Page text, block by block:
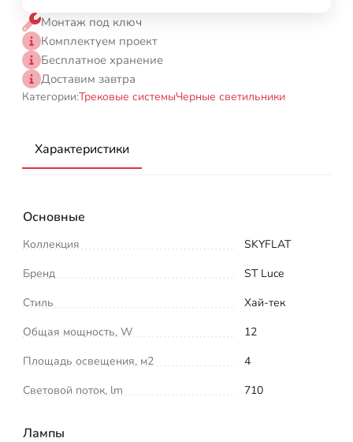
Монтаж под ключ
Комплектуем проект
Бесплатное хранение
Доставим завтра
Категории:Трековые системыЧерные светильники
Характеристики
Основные
Коллекция
SKYFLAT
Бренд
ST Luce
Стиль
Хай-тек
Общая мощность, W
12
Площадь освещения, м2
4
Световой поток, lm
710
Лампы